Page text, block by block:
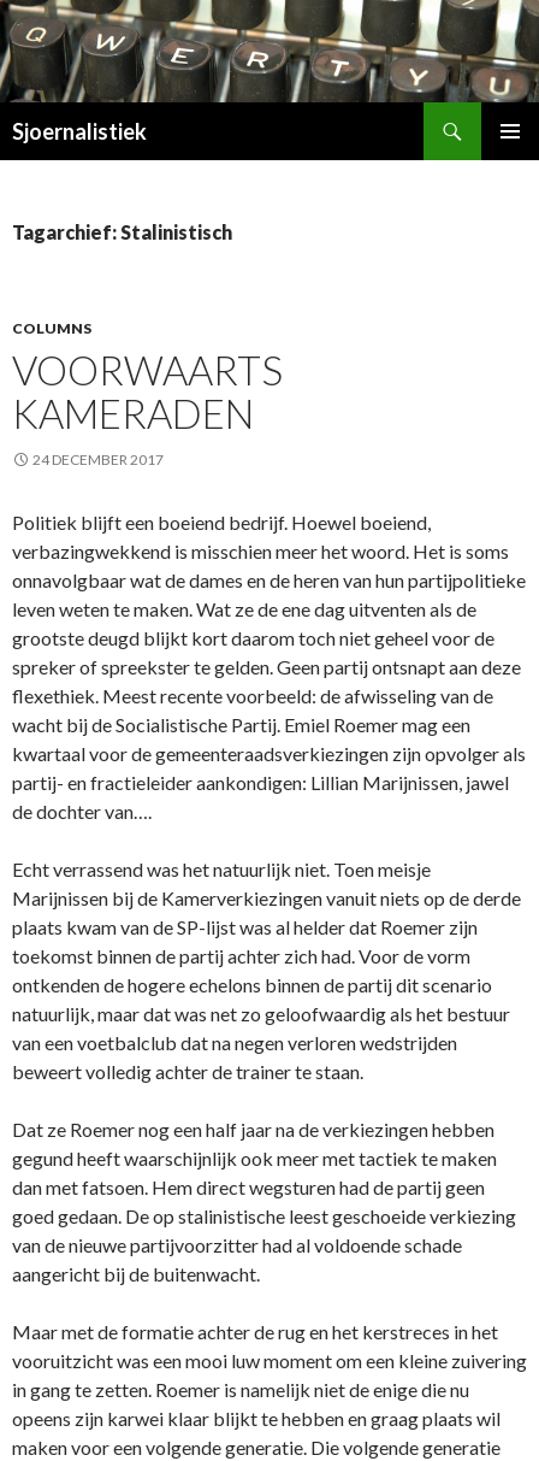
Sjoernalistiek
Tagarchief: Stalinistisch
COLUMNS
VOORWAARTS
KAMERADEN
24 DECEMBER 2017
Politiek blijft een boeiend bedrijf. Hoewel boeiend,
verbazingwekkend is misschien meer het woord. Het is soms
onnavolgbaar wat de dames en de heren van hun partijpolitieke
leven weten te maken. Wat ze de ene dag uitventen als de
grootste deugd blijkt kort daarom toch niet geheel voor de
spreker of spreekster te gelden. Geen partij ontsnapt aan deze
flexethiek. Meest recente voorbeeld: de afwisseling van de
wacht bij de Socialistische Partij. Emiel Roemer mag een
kwartaal voor de gemeenteraadsverkiezingen zijn opvolger als
partij- en fractieleider aankondigen: Lillian Marijnissen, jawel
de dochter van….
Echt verrassend was het natuurlijk niet. Toen meisje
Marijnissen bij de Kamerverkiezingen vanuit niets op de derde
plaats kwam van de SP-lijst was al helder dat Roemer zijn
toekomst binnen de partij achter zich had. Voor de vorm
ontkenden de hogere echelons binnen de partij dit scenario
natuurlijk, maar dat was net zo geloofwaardig als het bestuur
van een voetbalclub dat na negen verloren wedstrijden
beweert volledig achter de trainer te staan.
Dat ze Roemer nog een half jaar na de verkiezingen hebben
gegund heeft waarschijnlijk ook meer met tactiek te maken
dan met fatsoen. Hem direct wegsturen had de partij geen
goed gedaan. De op stalinistische leest geschoeide verkiezing
van de nieuwe partijvoorzitter had al voldoende schade
aangericht bij de buitenwacht.
Maar met de formatie achter de rug en het kerstreces in het
vooruitzicht was een mooi luw moment om een kleine zuivering
in gang te zetten. Roemer is namelijk niet de enige die nu
opeens zijn karwei klaar blijkt te hebben en graag plaats wil
maken voor een volgende generatie. Die volgende generatie